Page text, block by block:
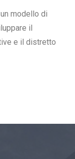
modello di
il
e il distretto